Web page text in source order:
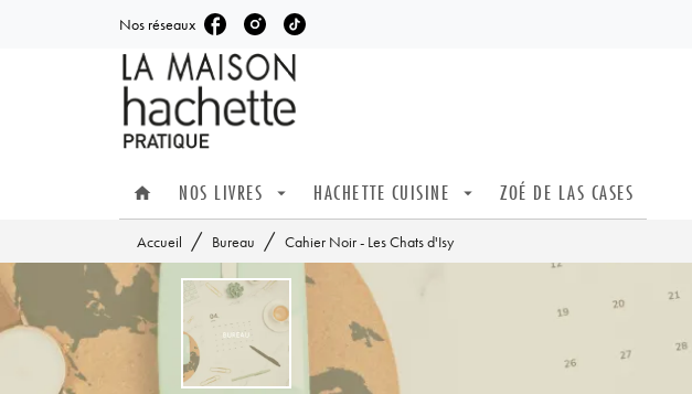
MENU RECHERCHE
Nos réseaux
home NOS LIVRES arrow_drop_down HACHETTE CUISINE arrow_drop_down ZOÉ DE LAS CASES
Accueil / Bureau / Cahier Noir - Les Chats d'Isy